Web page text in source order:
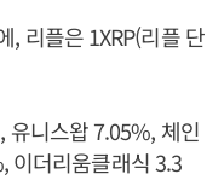
리플은 1XRP(리플 단
유니스왑 7.05%, 체인
이더리움클래식 3.3